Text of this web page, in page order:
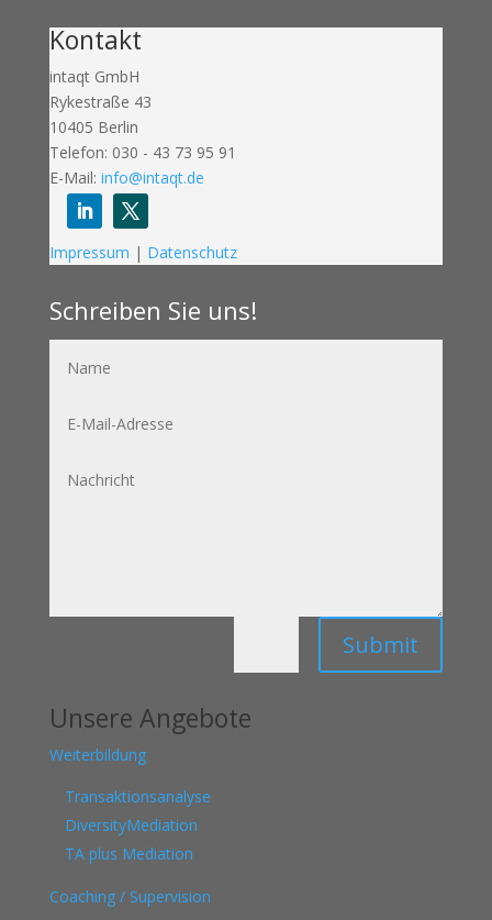
Kontakt
intaqt GmbH
Rykestraße 43
10405 Berlin
Telefon: 030 - 43 73 95 91
E-Mail: info@intaqt.de
Impressum | Datenschutz
Schreiben Sie uns!
Mail-
Submit
Unsere Angebote
Weiterbildung
Transaktionsanalyse
DiversityMediation
TA plus Mediation
Coaching / Supervision